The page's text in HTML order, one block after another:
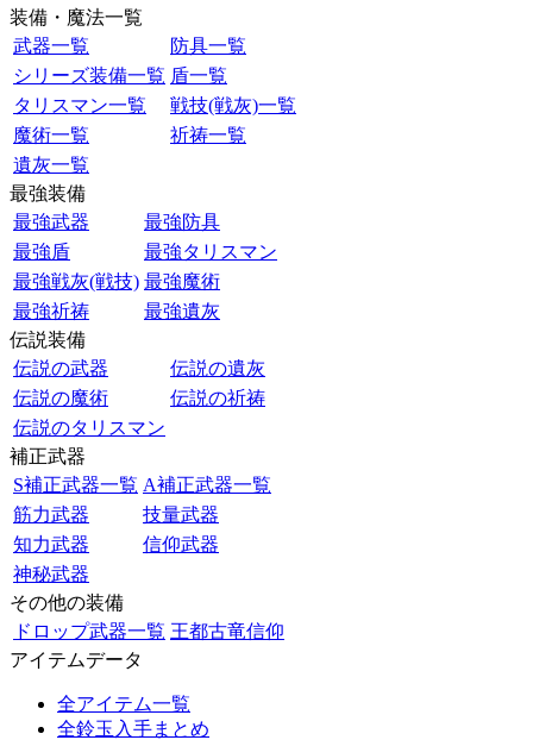
装備・魔法一覧
武器一覧
防具一覧
シリーズ装備一覧 盾一覧
タリスマン一覧
戦技(戦灰)一覧
魔術一覧
祈祷一覧
遺灰一覧
最強装備
最強武器
最強防具
最強盾
最強タリスマン
最強戦灰(戦技) 最強魔術
最強祈祷
最強遺灰
伝説装備
伝説の武器
伝説の遺灰
伝説の魔術
伝説の祈祷
伝説のタリスマン
補正武器
S補正武器一覧 A補正武器一覧
筋力武器
技量武器
知力武器
信仰武器
神秘武器
その他の装備
ドロップ武器一覧 王都古竜信仰
アイテムデータ
全アイテム一覧
全鈴玉入手まとめ